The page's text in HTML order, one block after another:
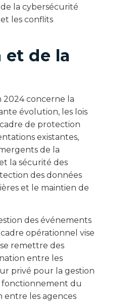
la cybersécurité
les conflits
et de la
2024 concerne la
évolution, les lois
de protection
existantes,
de la
la sécurité des
des données
et le maintien de
des événements
opérationnel vise
remettre des
entre les
privé pour la gestion
fonctionnement du
entre les agences